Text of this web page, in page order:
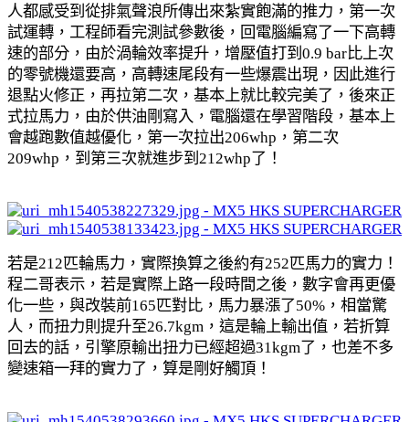
人都感受到從排氣聲浪所傳出來紮實飽滿的推力，第一次
試運轉，工程師看完測試參數後，回電腦編寫了一下高轉
速的部分，由於渦輪效率提升，增壓值打到0.9 bar比上次
的零號機還要高，高轉速尾段有一些爆震出現，因此進行
退點火修正，再拉第二次，基本上就比較完美了，後來正
式拉馬力，由於供油剛寫入，電腦還在學習階段，基本上
會越跑數值越優化，第一次拉出206whp，第二次
209whp，到第三次就進步到212whp了！
若是212匹輪馬力，實際換算之後約有252匹馬力的實力！
程二哥表示，若是實際上路一段時間之後，數字會再更優
化一些，與改裝前165匹對比，馬力暴漲了50%，相當驚
人，而扭力則提升至26.7kgm，這是輪上輸出值，若折算
回去的話，引擎原輸出扭力已經超過31kgm了，也差不多
變速箱一拜的實力了，算是剛好觸頂！